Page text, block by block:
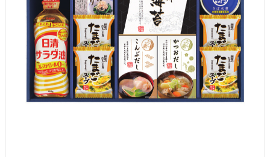
引出物ギフト
カタログギフト
ブライダルバッグ
演出用品